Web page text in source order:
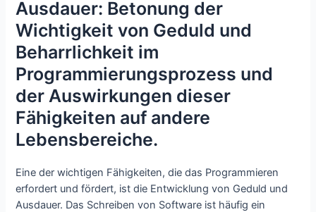
Ausdauer: Betonung der
Wichtigkeit von Geduld und
Beharrlichkeit im
Programmierungsprozess und
der Auswirkungen dieser
Fähigkeiten auf andere
Lebensbereiche.
Eine der wichtigen Fähigkeiten, die das Programmieren
erfordert und fördert, ist die Entwicklung von Geduld und
Ausdauer. Das Schreiben von Software ist häufig ein